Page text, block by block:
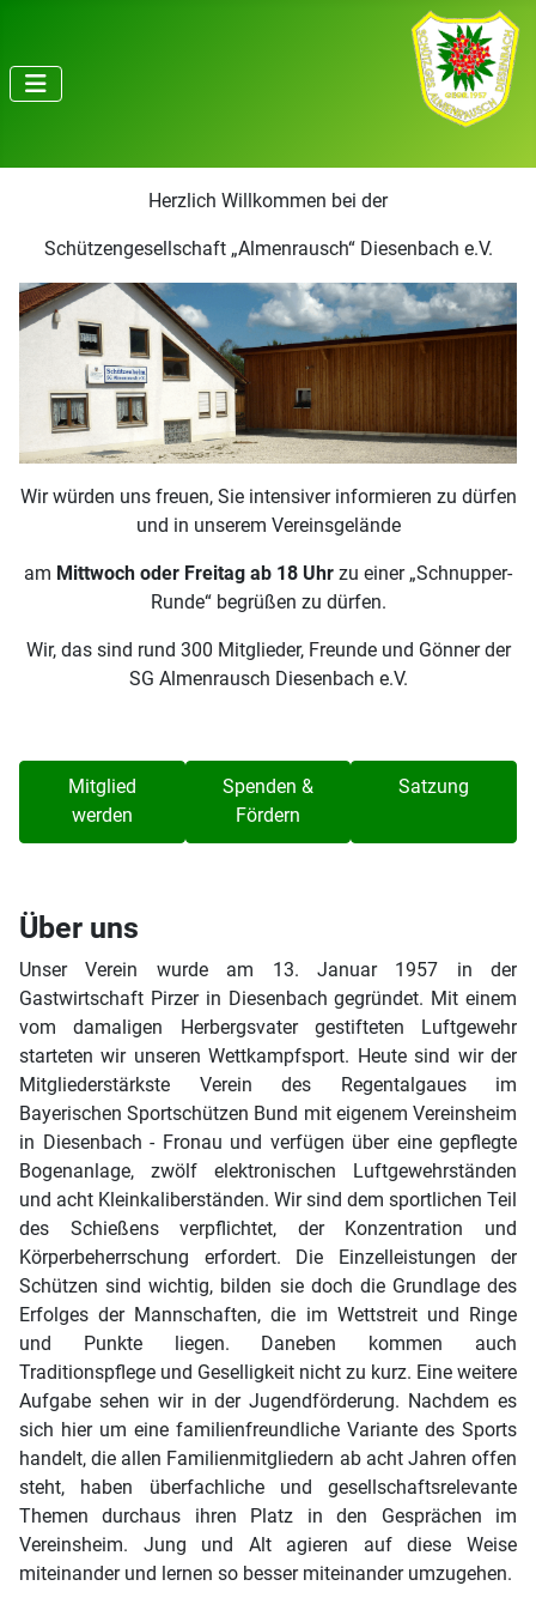
Herzlich Willkommen bei der
Schützengesellschaft „Almenrausch“ Diesenbach e.V.
Wir würden uns freuen, Sie intensiver informieren zu dürfen
und in unserem Vereinsgelände
am Mittwoch oder Freitag ab 18 Uhr zu einer „Schnupper-
Runde“ begrüßen zu dürfen.
Wir, das sind rund 300 Mitglieder, Freunde und Gönner der
SG Almenrausch Diesenbach e.V.
Mitglied
werden
Spenden &
Fördern
Satzung
Über uns
Unser Verein wurde am 13. Januar 1957 in der
Gastwirtschaft Pirzer in Diesenbach gegründet. Mit einem
vom damaligen Herbergsvater gestifteten Luftgewehr
starteten wir unseren Wettkampfsport. Heute sind wir der
Mitgliederstärkste Verein des Regentalgaues im
Bayerischen Sportschützen Bund mit eigenem Vereinsheim
in Diesenbach - Fronau und verfügen über eine gepflegte
Bogenanlage, zwölf elektronischen Luftgewehrständen
und acht Kleinkaliberständen. Wir sind dem sportlichen Teil
des Schießens verpflichtet, der Konzentration und
Körperbeherrschung erfordert. Die Einzelleistungen der
Schützen sind wichtig, bilden sie doch die Grundlage des
Erfolges der Mannschaften, die im Wettstreit und Ringe
und Punkte liegen. Daneben kommen auch
Traditionspflege und Geselligkeit nicht zu kurz. Eine weitere
Aufgabe sehen wir in der Jugendförderung. Nachdem es
sich hier um eine familienfreundliche Variante des Sports
handelt, die allen Familienmitgliedern ab acht Jahren offen
steht, haben überfachliche und gesellschaftsrelevante
Themen durchaus ihren Platz in den Gesprächen im
Vereinsheim. Jung und Alt agieren auf diese Weise
miteinander und lernen so besser miteinander umzugehen.